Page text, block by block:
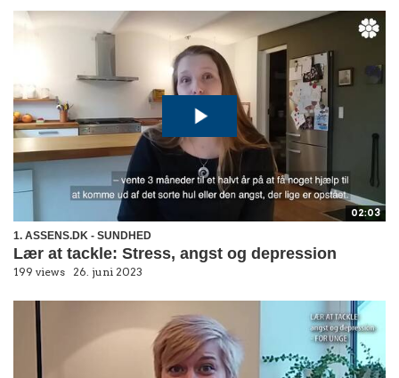
02:03
1. ASSENS.DK - SUNDHED
Lær at tackle: Stress, angst og depression
199 views 26. juni 2023